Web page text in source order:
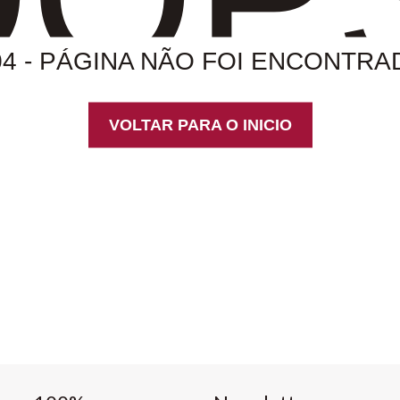
- PÁGINA NÃO FOI
VOLTAR PARA O INICIO